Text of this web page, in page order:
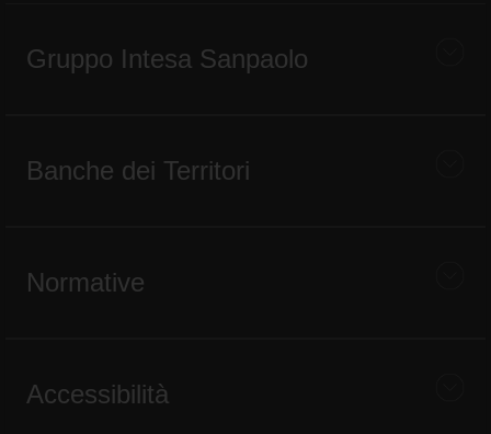
Gruppo Intesa Sanpaolo
Banche dei Territori
Normative
Accessibilità